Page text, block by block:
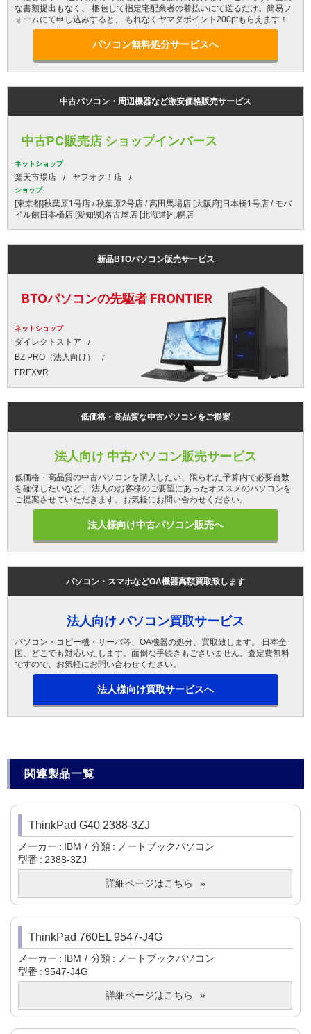
な書類提出もなく、 梱包して指定宅配業者の着払いにて送るだけ。簡易フ
ォームにて申し込みすると、 もれなくヤマダポイント200ptもらえます！
パソコン無料処分サービスへ
中古パソコン・周辺機器など激安価格販売サービス
中古PC販売店 ショップインバース
ネットショップ
楽天市場店 ヤフオク！店
ショップ
[東京都]秋葉原1号店 / 秋葉原2号店 / 高田馬場店 [大阪府]日本橋1号店 / モバ
イル館日本橋店 [愛知県]名古屋店 [北海道]札幌店
新品BTOパソコン販売サービス
BTOパソコンの先駆者 FRONTIER
ネットショップ
ダイレクトストア
BZ PRO（法人向け）
FREX∀R
低価格・高品質な中古パソコンをご提案
法人向け 中古パソコン販売サービス
低価格・高品質の中古パソコンを購入したい、限られた予算内で必要台数
を確保したいなど、 法人のお客様のご要望にあったオススメのパソコンを
ご提案させていただきます。お気軽にお問い合わせください。
法人様向け中古パソコン販売へ
パソコン・スマホなどOA機器高額買取致します
法人向け パソコン買取サービス
パソコン・コピー機・サーバ等、OA機器の処分、買取致します。 日本全
国、どこでも対応いたします。面倒な手続きもございません。査定費無料
ですので、お気軽にお問い合わせください。
法人様向け買取サービスへ
関連製品一覧
ThinkPad G40 2388-3ZJ
メーカー IBM 分類
ノートブックパソコン
型番
2388-3ZJ
詳細ページはこちら
ThinkPad 760EL 9547-J4G
メーカー IBM 分類
ノートブックパソコン
型番
9547-J4G
詳細ページはこちら